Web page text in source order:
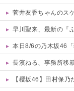
菅井友香ちゃんのス
早川聖来、最新の『
本日8/6の乃木坂46
長濱ねる、事務所移
【櫻坂46】田村保